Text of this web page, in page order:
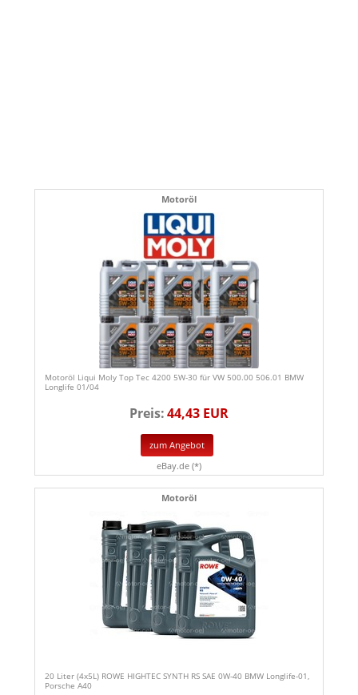
Motoröl
Motoröl Liqui Moly Top Tec 4200 5W-30 für VW 500.00 506.01 BMW
Longlife 01/04
Preis:44,43 EUR
zum Angebot
eBay.de (*)
Motoröl
20 Liter (4x5L) ROWE HIGHTEC SYNTH RS SAE 0W-40 BMW Longlife-01,
Porsche A40